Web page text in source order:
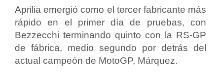
Aprilia emergió como el tercer fabricante más
rápido en el primer día de pruebas, con
Bezzecchi terminando quinto con la RS-GP
de fábrica, medio segundo por detrás del
actual campeón de MotoGP, Márquez.